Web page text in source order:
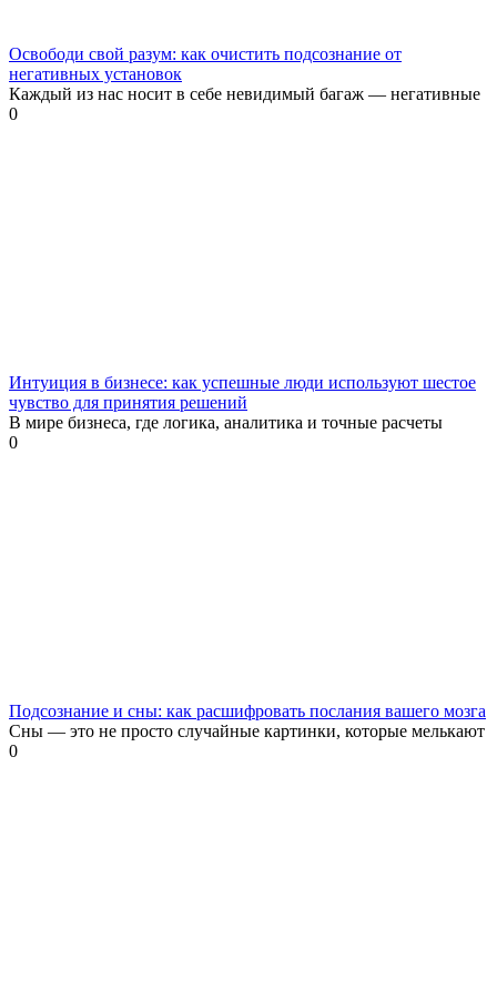
Освободи свой разум: как очистить подсознание от
негативных установок
Каждый из нас носит в себе невидимый багаж — негативные
0
Интуиция в бизнесе: как успешные люди используют шестое
чувство для принятия решений
В мире бизнеса, где логика, аналитика и точные расчеты
0
Подсознание и сны: как расшифровать послания вашего мозга
Сны — это не просто случайные картинки, которые мелькают
0